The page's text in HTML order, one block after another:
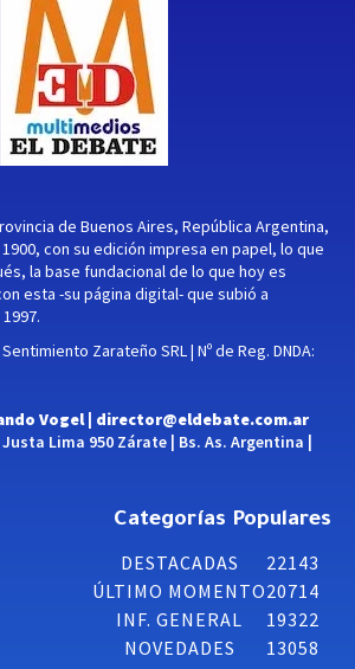
de Buenos Aires, República Argentina,
con su edición impresa en papel, lo que
la base fundacional de lo que hoy es
esta -su página digital- que subió a
Sentimiento Zarateño SRL | Nº de Reg. DNDA:
Vogel | director@eldebate.com.ar
Lima 950 Zárate | Bs. As. Argentina |
Categorías Populares
DESTACADAS
22143
ÚLTIMO MOMENTO20714
INF. GENERAL
19322
NOVEDADES
13058